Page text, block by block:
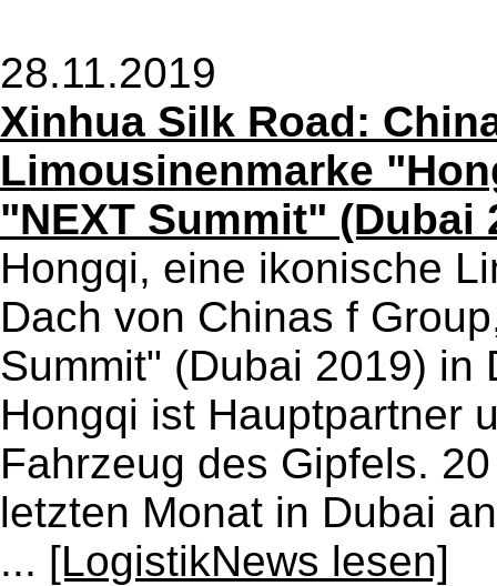
28.11.2019
Xinhua Silk Road:
Limousinenmarke
"NEXT Summit"
Hongqi, eine ikonische
Dach von Chinas f
Summit" (Dubai 2019)
Hongqi ist Hauptpartner
Fahrzeug des Gipfels.
letzten Monat in Dubai
... [LogistikNews lesen]